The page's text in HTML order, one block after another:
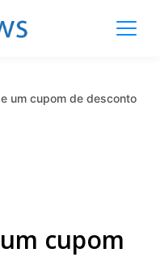
um cupom de desconto
cupom